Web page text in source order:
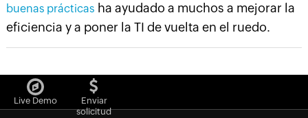
buenas prácticas ha ayudado a muchos a mejorar la
eficiencia y a poner la TI de vuelta en el ruedo.
Live Demo
Enviar
solicitud